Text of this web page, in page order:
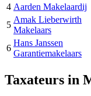
4 Aarden Makelaardij
5
Amak Lieberwirth
Makelaars
6
Hans Janssen
Garantiemakelaars
Taxateurs in